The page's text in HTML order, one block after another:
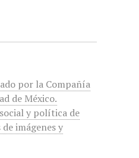
por la Compañía
de México.
y política de
imágenes y